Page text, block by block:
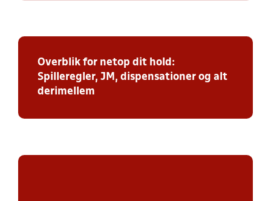
Overblik for netop dit hold:
Spilleregler, JM, dispensationer og alt
derimellem